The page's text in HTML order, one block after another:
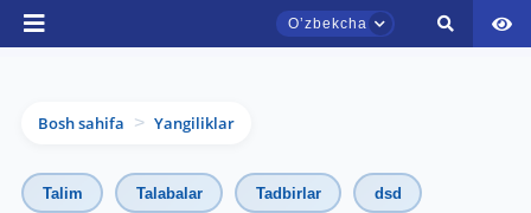
Oʼzbekcha
Bosh sahifa > Yangiliklar
Talim Talabalar Tadbirlar dsd